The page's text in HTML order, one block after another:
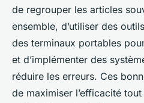
de regrouper les articles
ensemble, d’utiliser des
des terminaux portables
et d’implémenter des
réduire les erreurs. Ces
de maximiser l’efficacité